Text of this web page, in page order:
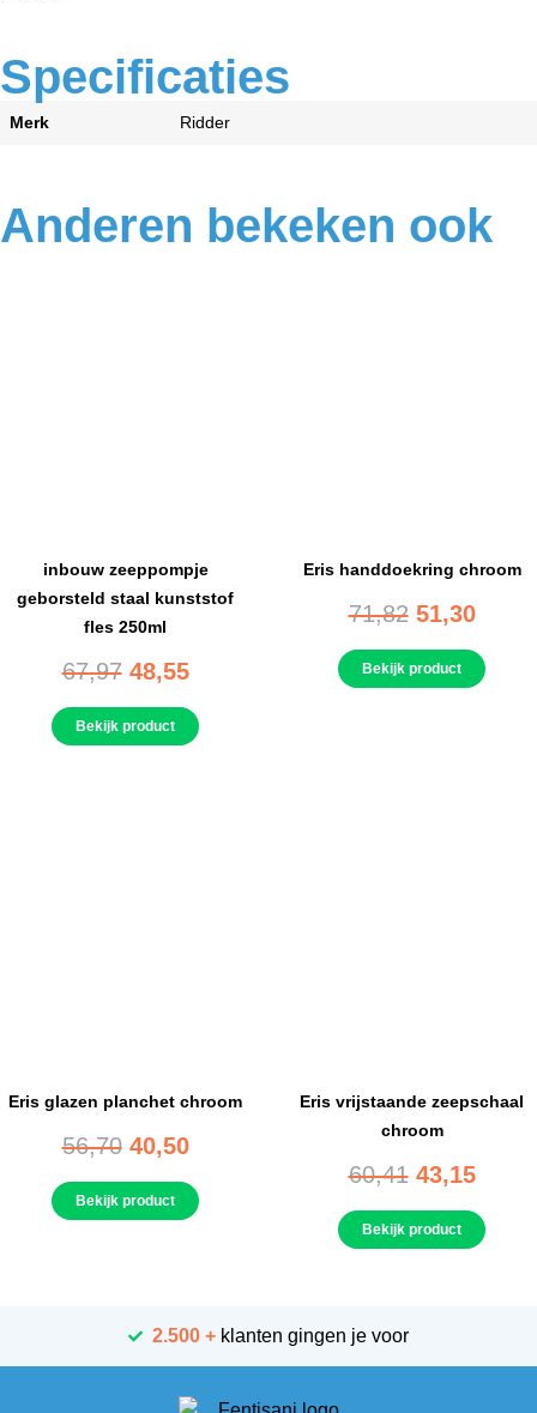
Specificaties
Merk Ridder
Anderen bekeken ook
inbouw zeeppompje
geborsteld staal kunststof
fles 250ml
67,97 48,55
Bekijk product
Eris handdoekring chroom
71,82 51,30
Bekijk product
Eris glazen planchet chroom
56,70 40,50
Bekijk product
Eris vrijstaande zeepschaal
chroom
60,41 43,15
Bekijk product
2.500 + klanten gingen je voor